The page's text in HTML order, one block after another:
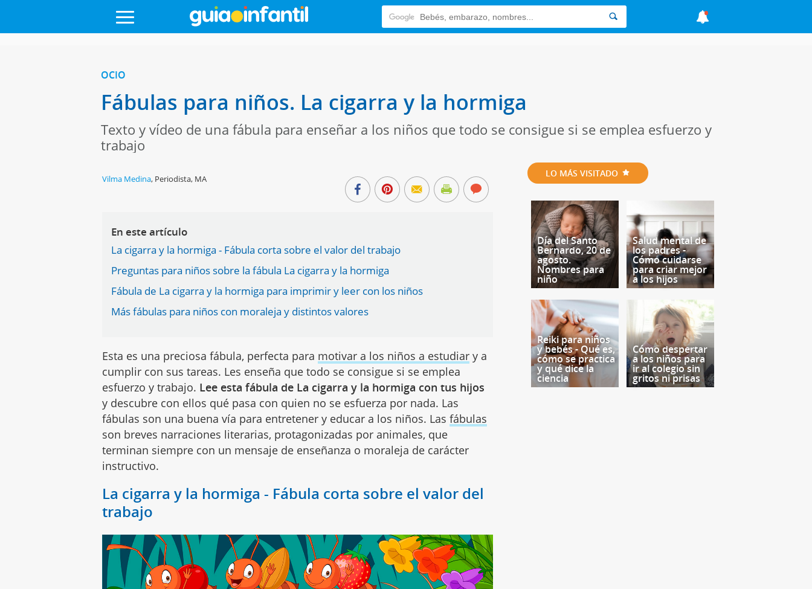
OCIO
Fábulas para niños. La cigarra y la hormiga
Texto y vídeo de una fábula para enseñar a los niños que todo se consigue si se emplea esfuerzo y
trabajo
Vilma Medina, Periodista, MA
En este artículo
La cigarra y la hormiga - Fábula corta sobre el valor del trabajo
Preguntas para niños sobre la fábula La cigarra y la hormiga
Fábula de La cigarra y la hormiga para imprimir y leer con los niños
Más fábulas para niños con moraleja y distintos valores
Esta es una preciosa fábula, perfecta para motivar a los niños a estudiar y a
cumplir con sus tareas. Les enseña que todo se consigue si se emplea
esfuerzo y trabajo. Lee esta fábula de La cigarra y la hormiga con tus hijos
y descubre con ellos qué pasa con quien no se esfuerza por nada. Las
fábulas son una buena vía para entretener y educar a los niños. Lasfábulas
son breves narraciones literarias, protagonizadas por animales, que
terminan siempre con un mensaje de enseñanza o moraleja de carácter
instructivo.
La cigarra y la hormiga - Fábula corta sobre el valor del
trabajo
LO MÁS VISITADO
Día del Santo
Bernardo, 20 de
agosto.
Nombres para
niño
Salud mental de
los padres -
Cómo cuidarse
para criar mejor
a los hijos
Reiki para niños
y bebés - Qué es,
cómo se practica
y qué dice la
ciencia
Cómo despertar
a los niños para
ir al colegio sin
gritos ni prisas